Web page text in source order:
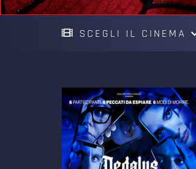
SCEGLI IL CINEMA